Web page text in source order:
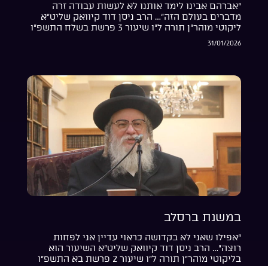
“אברהם אבינו לימד אותנו לא לעשות עבודה זרה
מדברים בעולם הזה”… הרב ניסן דוד קיוואק שליט”א
ליקוטי מוהר”ן תורה ל”ו שיעור 3 פרשת בשלח התשפ”ו
31/01/2026
במשנת ברסלב
“אפילו שאני לא בקדושה כראוי עדיין אני לפחות
רוצה”… הרב ניסן דוד קיוואק שליט”א השיעור הוא
בליקוטי מוהר”ן תורה ל”ו שיעור 2 פרשת בא התשפ”ו